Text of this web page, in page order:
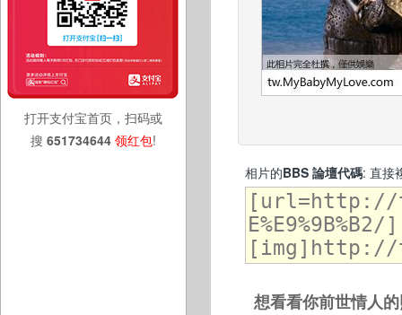
打开支付宝首页，扫码或
搜 651734644 领红包!
相片的BBS 論壇代碼: 直接
想看看你前世情人